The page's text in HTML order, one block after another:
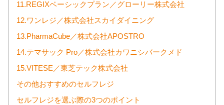
11.REGIXベーシックプラン／グローリー株式会社
12.ワンレジ／株式会社スカイダイニング
13.PharmaCube／株式会社APOSTRO
14.テマサック Pro／株式会社カワニシバークメド
15.VITESE／東芝テック株式会社
その他おすすめのセルフレジ
セルフレジを選ぶ際の3つのポイント